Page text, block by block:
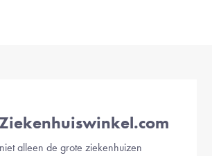
alleen de grote ziekenhuizen